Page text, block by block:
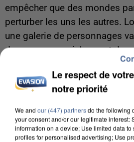
empêcher que des mondes
perturber les uns les autres.
une galerie de personnages
dans une saga richement
s’étalera sur trois tomes au
histoire que j’aurais aimé lire
découvrir aux éditions
numérique sur Amazon.
Le respect de
notre priorité
We and our (447) partnersdo the following
your consent and/or our legitimate interest:
information on a device; Use limited data
profiles for personalised advertising; Use